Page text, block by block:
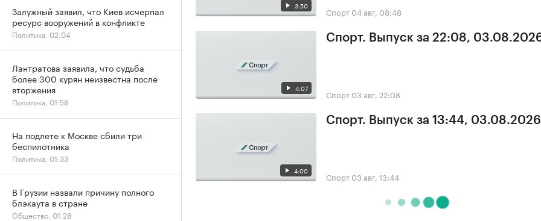
3:50 Спорт 04 авг, 08:48
4:07
Спорт. Выпуск за 22:08,
Спорт 03 авг, 22:08
4:00
Спорт. Выпуск за 13:44, 03.08.2026
Спорт 03 авг, 13:44
Залужный заявил, что Киев исчерпал
ресурс вооружений в конфликте
Политика, 02:04
Лантратова заявила, что судьба
более 300 курян неизвестна после
вторжения
Политика, 01:58
На подлете к Москве сбили три
беспилотника
Политика, 01:33
В Грузии назвали причину полного
блэкаута в стране
Общество, 01:28